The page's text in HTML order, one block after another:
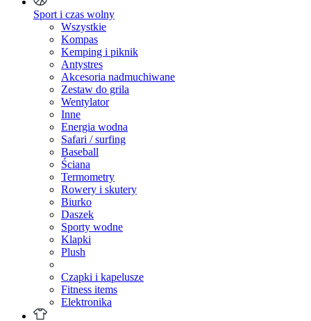
Sport i czas wolny
Wszystkie
Kompas
Kemping i piknik
Antystres
Akcesoria nadmuchiwane
Zestaw do grila
Wentylator
Inne
Energia wodna
Safari / surfing
Baseball
Ściana
Termometry
Rowery i skutery
Biurko
Daszek
Sporty wodne
Klapki
Plush
Czapki i kapelusze
Fitness items
Elektronika